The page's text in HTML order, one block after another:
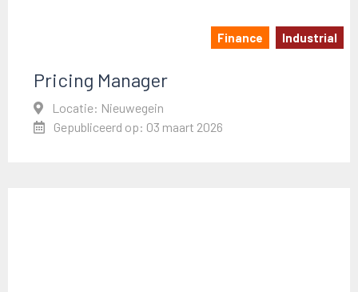
Finance Industrial
Pricing Manager
Locatie: Nieuwegein
Gepubliceerd op: 03 maart 2026